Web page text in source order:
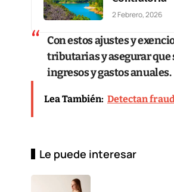
2 Febrero, 2026
Con estos ajustes y
tributarias y asegurar
ingresos y gastos anuales.
Lea También: Detectan
Le puede interesar